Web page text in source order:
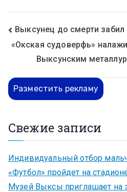
Выксунец до смерти забил
«Окская судоверфь»
Выксунским
Разместить рекламу
Свежие записи
Индивидуальный отбор
«Футбол» пройдет на
Музей Выксы приглашает на